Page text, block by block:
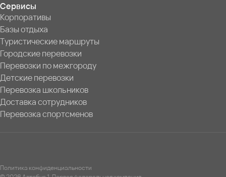
Сервисы
Корпоративы
Базы отдыха
Туристические маршруты
Городские перевозки
Перевозки по межгороду
Детские перевозки
Перевозка школьников
Доставка сотрудников
Перевозка спортсменов
Политика конфиденциальности